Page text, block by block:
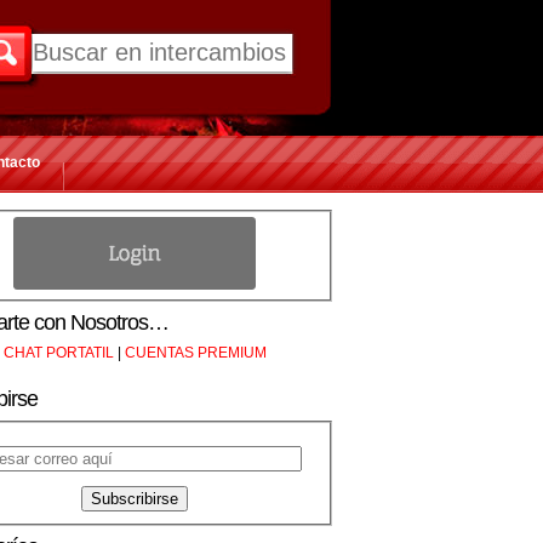
con Nosotros…
CHAT PORTATIL | CUENTAS PREMIUM